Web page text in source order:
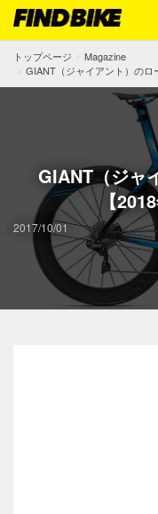
トップページ
Magazine
GIANT（ジャイアント）のロ
GIANT（ジャ
【
2017/10/01